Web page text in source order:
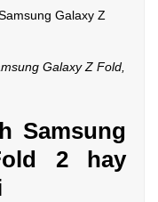
Galaxy Z Fold,
Samsung
2 hay